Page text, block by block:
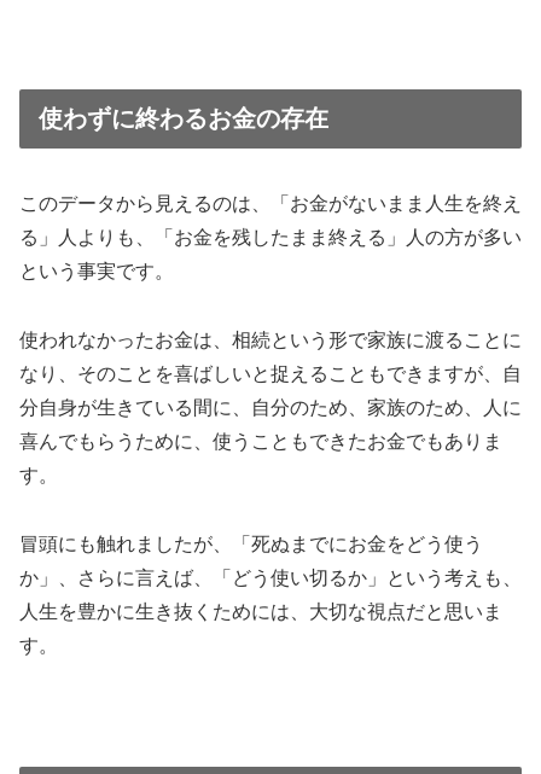
使わずに終わるお金の存在
このデータから見えるのは、「お金がないまま人生を終え
る」人よりも、「お金を残したまま終える」人の方が多い
という事実です。
使われなかったお金は、相続という形で家族に渡ることに
なり、そのことを喜ばしいと捉えることもできますが、自
分自身が生きている間に、自分のため、家族のため、人に
喜んでもらうために、使うこともできたお金でもありま
す。
冒頭にも触れましたが、「死ぬまでにお金をどう使う
か」、さらに言えば、「どう使い切るか」という考えも、
人生を豊かに生き抜くためには、大切な視点だと思いま
す。